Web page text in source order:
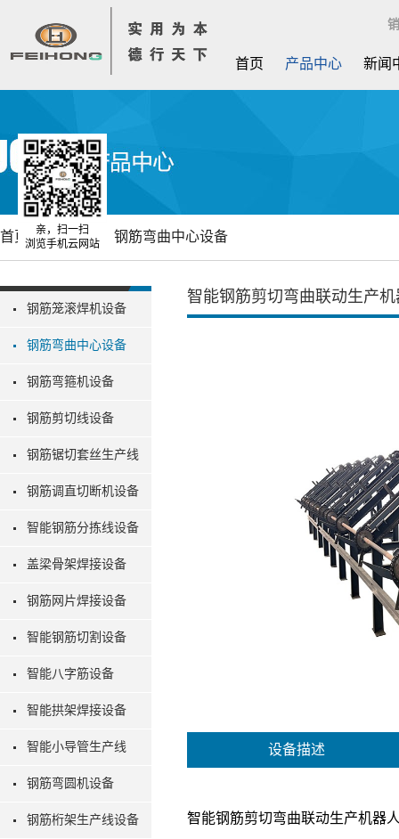
首页 产品中心 新闻
钢筋笼滚焊机设备
钢筋弯曲中心设备
钢筋弯箍机设备
钢筋剪切线设备
钢筋锯切套丝生产线
钢筋调直切断机设备
智能钢筋分拣线设备
盖梁骨架焊接设备
钢筋网片焊接设备
智能钢筋切割设备
智能八字筋设备
智能拱架焊接设备
智能小导管生产线
钢筋弯圆机设备
钢筋桁架生产线设备
首页 产品中心 钢筋弯曲中心设备
智能钢筋剪切弯曲联动生产
设备描述
智能钢筋剪切弯曲联动生产机器
亲，扫一扫
浏览手机云网站